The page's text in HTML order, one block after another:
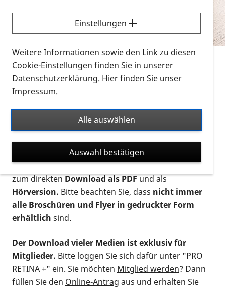
Sie möchten wissen, wie Sie nach Infonmaterial
suchen und dieses bestellen bzw. herunterladen
können? Schauen Sie sich dieErklärvideos zum
Thema Infomaterial auf der PRO RETINA-Website
für blinde und sehbehinderte Menschen an.
Auf dieser Seite finden Sie sämtliches Infomaterial
Ort. Nutzen Sie den Formatfilter, um ausschließlich
nach Flyern und Broschüren, Audios oder Videos zu
suchen. Die meisten Flyer und Broschüren werden in
verschiedenen Formaten angeboten: zur
postalischen Bestellung als gedruckte Variante
zum direktenDownload als PDFund als
Hörversion. Bitte beachten Sie, dass nicht immer
alle Broschüren und Flyer in gedruckter Form
erhältlich sind.
Der Download vieler Medien ist exklusiv für
Mitglieder. Bitte loggen Sie sich dafür unter "PRO
RETINA +" ein. Sie möchten Mitglied werden? Dann
füllen Sie den Online-Antrag aus und erhalten Sie
Einstellungen
Weitere Informationen sowie den Link zu diesen
Cookie-Einstellungen finden Sie in unserer
Datenschutzerklärung. Hier finden Sie unser
Impressum.
Alle auswählen
Auswahl bestätigen